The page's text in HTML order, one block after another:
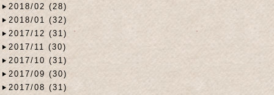
2018/02 (28)
2018/01 (32)
2017/12 (31)
2017/11 (30)
2017/10 (31)
2017/09 (30)
2017/08 (31)